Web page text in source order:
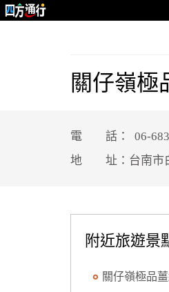
關仔嶺極
電 話： 06-
地 址：台南市白
附近旅遊景
關仔嶺極品